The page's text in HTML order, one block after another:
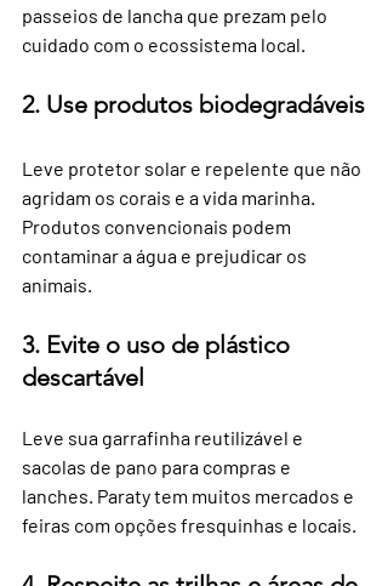
passeios de lancha que prezam pelo
cuidado com o ecossistema local.
2. Use produtos biodegradáveis
Leve protetor solar e repelente que não
agridam os corais e a vida marinha.
Produtos convencionais podem
contaminar a água e prejudicar os
animais.
3. Evite o uso de plástico
descartável
Leve sua garrafinha reutilizável e
sacolas de pano para compras e
lanches. Paraty tem muitos mercados e
feiras com opções fresquinhas e locais.